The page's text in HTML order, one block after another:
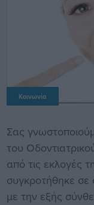
Κοινωνία
Σας
του
από τις εκλογές
συγκροτήθηκε σε
με την εξής